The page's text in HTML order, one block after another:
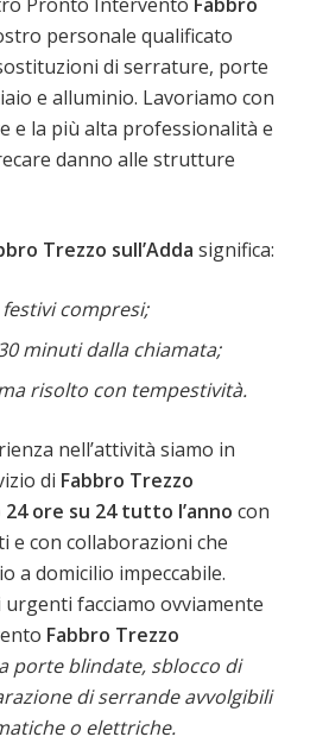
personale qualificato
di serrature, porte
e alluminio. Lavoriamo con
e la più alta professionalità e
danno alle strutture
Trezzo sull’Adda significa:
compresi;
minuti dalla chiamata;
risolto con tempestività.
nell’attività siamo in
di Fabbro Trezzo
ore su 24 tutto l’anno con
con collaborazioni che
a domicilio impeccabile.
urgenti facciamo ovviamente
Fabbro Trezzo
porte blindate, sblocco di
di serrande avvolgibili
o elettriche.